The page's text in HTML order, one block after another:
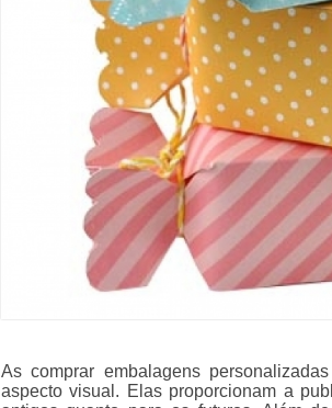
As comprar embalagens
aspecto visual. Elas proporcionam a